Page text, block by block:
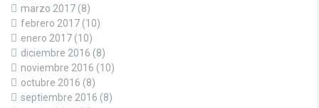
marzo 2017 (8)
febrero 2017 (10)
enero 2017 (10)
diciembre 2016 (8)
noviembre 2016 (10)
octubre 2016 (8)
septiembre 2016 (8)